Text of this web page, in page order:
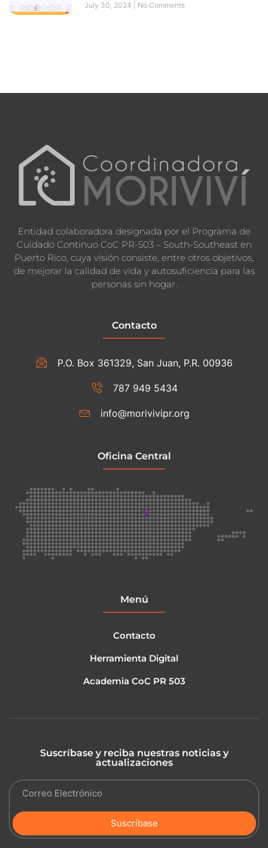
July 30, 2024 No Comments
Entidad colaboradora designada por el Programa de
Cuidado Continuo CoC PR-503 – South-Southeast en
Puerto Rico, cuya visión consiste, entre otros objetivos,
de mejorar la calidad de vida y autosuficiencia para las
personas sin hogar.
Contacto
P.O. Box 361329, San Juan, P.R. 00936
787 949 5434
info@morivivipr.org
Oficina Central
Menú
Contacto
Herramienta Digital
Academia CoC PR 503
Suscríbase y reciba nuestras noticias y
actualizaciones
Suscríbase